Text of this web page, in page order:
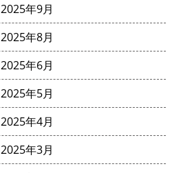
2025年9月
2025年8月
2025年6月
2025年5月
2025年4月
2025年3月